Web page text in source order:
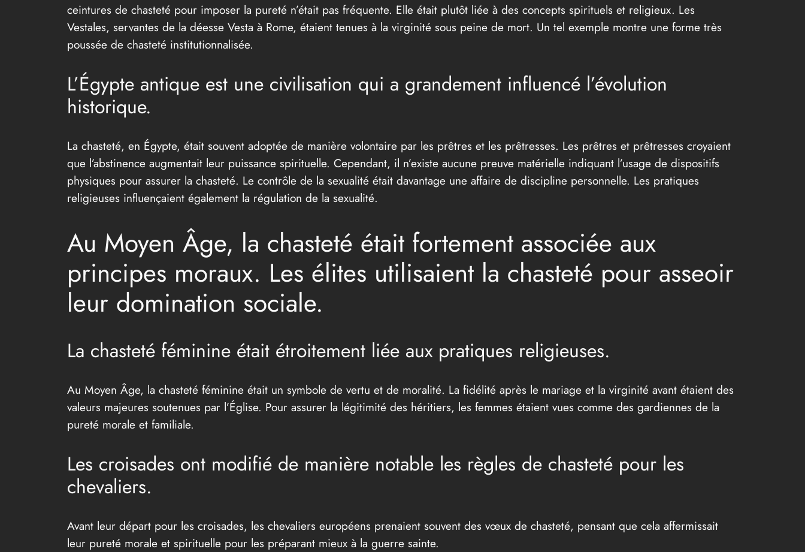
ceintures de chasteté pour imposer la pureté n’était pas fréquente. Elle était plutôt liée à des concepts spirituels et religieux. Les
Vestales, servantes de la déesse Vesta à Rome, étaient tenues à la virginité sous peine de mort. Un tel exemple montre une forme très
poussée de chasteté institutionnalisée.
L’Égypte antique est une civilisation qui a grandement influencé l’évolution
historique.
La chasteté, en Égypte, était souvent adoptée de manière volontaire par les prêtres et les prêtresses. Les prêtres et prêtresses croyaient
que l’abstinence augmentait leur puissance spirituelle. Cependant, il n’existe aucune preuve matérielle indiquant l’usage de dispositifs
physiques pour assurer la chasteté. Le contrôle de la sexualité était davantage une affaire de discipline personnelle. Les pratiques
religieuses influençaient également la régulation de la sexualité.
Au Moyen Âge, la chasteté était fortement associée aux
principes moraux. Les élites utilisaient la chasteté pour asseoir
leur domination sociale.
La chasteté féminine était étroitement liée aux pratiques religieuses.
Au Moyen Âge, la chasteté féminine était un symbole de vertu et de moralité. La fidélité après le mariage et la virginité avant étaient des
valeurs majeures soutenues par l’Église. Pour assurer la légitimité des héritiers, les femmes étaient vues comme des gardiennes de la
pureté morale et familiale.
Les croisades ont modifié de manière notable les règles de chasteté pour les
chevaliers.
Avant leur départ pour les croisades, les chevaliers européens prenaient souvent des vœux de chasteté, pensant que cela affermissait
leur pureté morale et spirituelle pour les préparant mieux à la guerre sainte.